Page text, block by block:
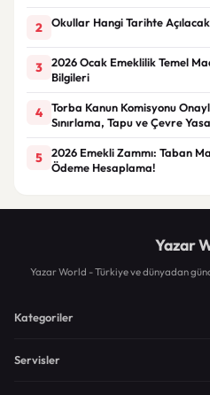
2 Okullar Hangi Tarihte
3
2026 Ocak Emeklilik Temel
Bilgileri
4
Torba Kanun Komisyonu
Sınırlama, Tapu ve Çevre
5
2026 Emekli Zammı: Taban
Ödeme Hesaplama!
Yazar
Yazar World - Türkiye ve dünyadan
Kategoriler
Servisler